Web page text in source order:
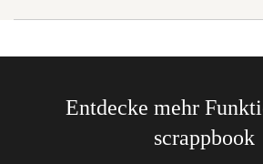
Entdecke mehr
scrappbook